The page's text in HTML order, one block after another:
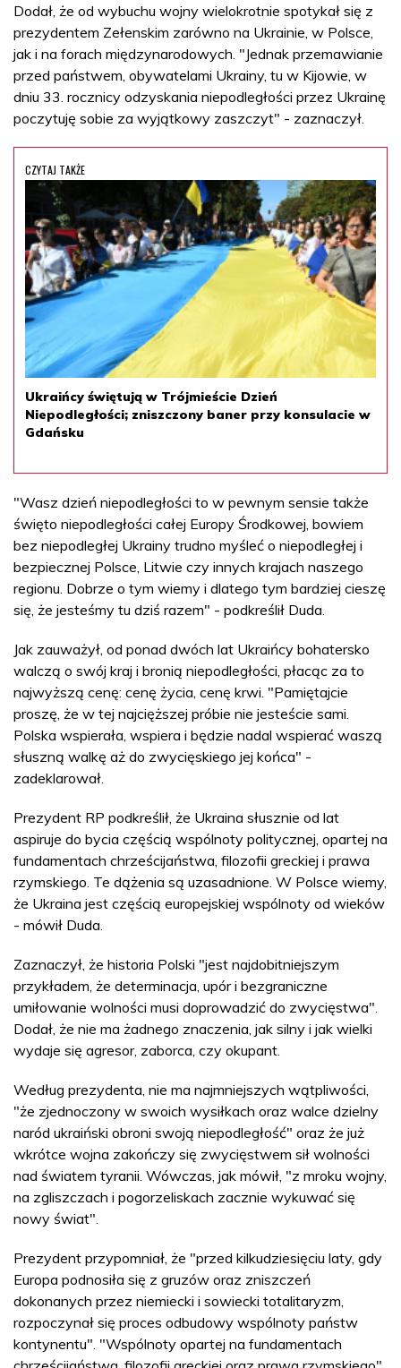
Dodał, że od wybuchu wojny wielokrotnie spotykał się z
prezydentem Zełenskim zarówno na Ukrainie, w Polsce,
jak i na forach międzynarodowych. "Jednak przemawianie
przed państwem, obywatelami Ukrainy, tu w Kijowie, w
dniu 33. rocznicy odzyskania niepodległości przez Ukrainę
poczytuję sobie za wyjątkowy zaszczyt" - zaznaczył.
CZYTAJ TAKŻE
Ukraińcy świętują w Trójmieście Dzień
Niepodległości; zniszczony baner przy konsulacie w
Gdańsku
"Wasz dzień niepodległości to w pewnym sensie także
święto niepodległości całej Europy Środkowej, bowiem
bez niepodległej Ukrainy trudno myśleć o niepodległej i
bezpiecznej Polsce, Litwie czy innych krajach naszego
regionu. Dobrze o tym wiemy i dlatego tym bardziej cieszę
się, że jesteśmy tu dziś razem" - podkreślił Duda.
Jak zauważył, od ponad dwóch lat Ukraińcy bohatersko
walczą o swój kraj i bronią niepodległości, płacąc za to
najwyższą cenę: cenę życia, cenę krwi. "Pamiętajcie
proszę, że w tej najcięższej próbie nie jesteście sami.
Polska wspierała, wspiera i będzie nadal wspierać waszą
słuszną walkę aż do zwycięskiego jej końca" -
zadeklarował.
Prezydent RP podkreślił, że Ukraina słusznie od lat
aspiruje do bycia częścią wspólnoty politycznej, opartej na
fundamentach chrześcijaństwa, filozofii greckiej i prawa
rzymskiego. Te dążenia są uzasadnione. W Polsce wiemy,
że Ukraina jest częścią europejskiej wspólnoty od wieków
- mówił Duda.
Zaznaczył, że historia Polski "jest najdobitniejszym
przykładem, że determinacja, upór i bezgraniczne
umiłowanie wolności musi doprowadzić do zwycięstwa".
Dodał, że nie ma żadnego znaczenia, jak silny i jak wielki
wydaje się agresor, zaborca, czy okupant.
Według prezydenta, nie ma najmniejszych wątpliwości,
"że zjednoczony w swoich wysiłkach oraz walce dzielny
naród ukraiński obroni swoją niepodległość" oraz że już
wkrótce wojna zakończy się zwycięstwem sił wolności
nad światem tyranii. Wówczas, jak mówił, "z mroku wojny,
na zgliszczach i pogorzeliskach zacznie wykuwać się
nowy świat".
Prezydent przypomniał, że "przed kilkudziesięciu laty, gdy
Europa podnosiła się z gruzów oraz zniszczeń
dokonanych przez niemiecki i sowiecki totalitaryzm,
rozpoczynał się proces odbudowy wspólnoty państw
kontynentu". "Wspólnoty opartej na fundamentach